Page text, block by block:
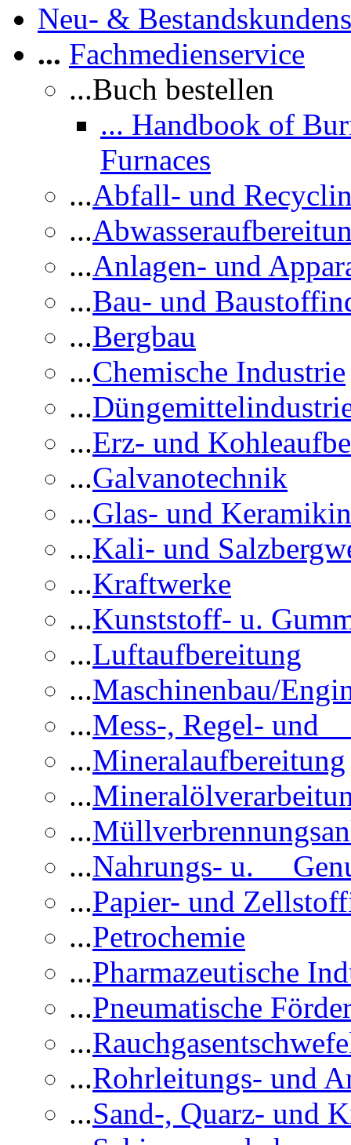
Neu- &
... Fachmedienservice
...Buch bestellen
... Handbook of
Furnaces
...Abfall- und
...
...Anlagen- und
...Bau- und
...Bergbau
...Chemische Industrie
...
...Erz- und
...Galvanotechnik
...Glas- und
...Kali- und
...Kraftwerke
...Kunststoff- u.
...Luftaufbereitung
...Maschinenbau/
...Mess-, Regel- und
...Mineralaufbereitung
...
...
...Nahrungs- u.
...Papier- und
...Petrochemie
...Pharmazeutische
...Pneumatische
...
...Rohrleitungs- und
...Sand-, Quarz- und